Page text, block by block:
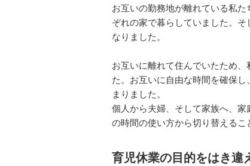
お互いの勤務地が離れている私
ぞれの家で暮らしていました。
なりました。
お互いに離れて住んでいたため
た。お互いに自由な時間を確保
まりました。
個人から夫婦、そして家族へ、
の時間の使い方から切り替えるこ
育児休業の目的をはき違